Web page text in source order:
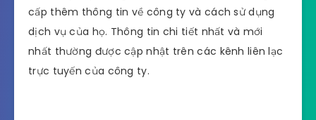
cấp thêm thông tin về công ty và cách sử dụng
dịch vụ của họ. Thông tin chi tiết nhất và mới
nhất thường được cập nhật trên các kênh liên lạc
trực tuyến của công ty.